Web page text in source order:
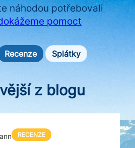
náhodou potřebovali
pomoct
Recenze Splátky
z blogu
RECENZE